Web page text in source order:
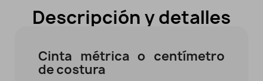
Descripción y detalles
Cinta métrica o centímetro
de costura